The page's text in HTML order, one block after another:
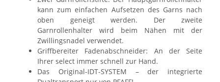
kann zum einfachen Aufsetzen des Garns nach
oben geneigt werden. Der zweite
Garnrollenhalter wird beim Nähen mit der
Zwillingsnadel verwendet.
Griffbereiter Fadenabschneider: An der Seite
Ihrer select immer schnell zur Hand.
Das Original-IDT-SYSTEM – der integrierte